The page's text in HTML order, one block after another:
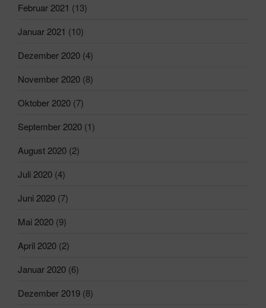
Februar 2021 (13)
Januar 2021 (10)
Dezember 2020 (4)
November 2020 (8)
Oktober 2020 (7)
September 2020 (1)
August 2020 (2)
Juli 2020 (4)
Juni 2020 (7)
Mai 2020 (9)
April 2020 (2)
Januar 2020 (6)
Dezember 2019 (8)